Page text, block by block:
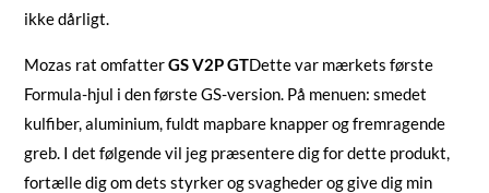
ikke dårligt.
Mozas rat omfatterGS V2P GTDette var mærkets første
Formula-hjul i den første GS-version. På menuen: smedet
kulfiber, aluminium, fuldt mapbare knapper og fremragende
greb. I det følgende vil jeg præsentere dig for dette produkt,
fortælle dig om dets styrker og svagheder og give dig min